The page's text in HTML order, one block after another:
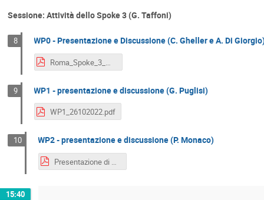
Sessione: Attività dello Spoke 3 (G. Taffoni)
8 WP0 - Presentazione e Discussione (C. Gheller e A. Di
Roma_Spoke_3_Meeting_2728_10_2022 [Auto-saved].pdf
9 WP1 - presentazione e discussione (G. Puglisi)
WP1_26102022.pdf
10 WP2 - presentazione e discussione (P. Monaco)
Presentazione di WP2 al KickOff, 27 Ottobre 2022.pdf
15:40